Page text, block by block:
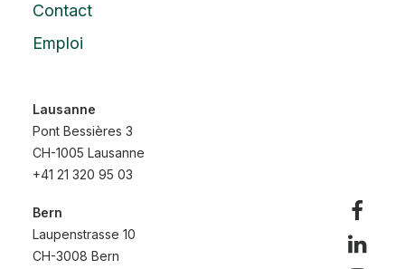
Contact
Emploi
Lausanne
Pont Bessières 3
CH-1005 Lausanne
+41 21 320 95 03
Bern
Laupenstrasse 10
CH-3008 Bern